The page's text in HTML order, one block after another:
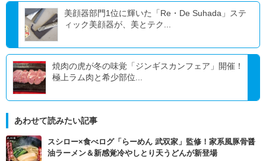
美顔器部門1位に輝いた「Re・De Suhada」ステ
ィック美顔器が、美とテク...
焼肉の虎が冬の味覚「ジンギスカンフェア」開催！
極上ラム肉と希少部位...
あわせて読みたい記事
スシロー×食べログ「らーめん 武双家」監修！家系風豚骨醤
油ラーメン＆新感覚冷やしとり天うどんが新登場